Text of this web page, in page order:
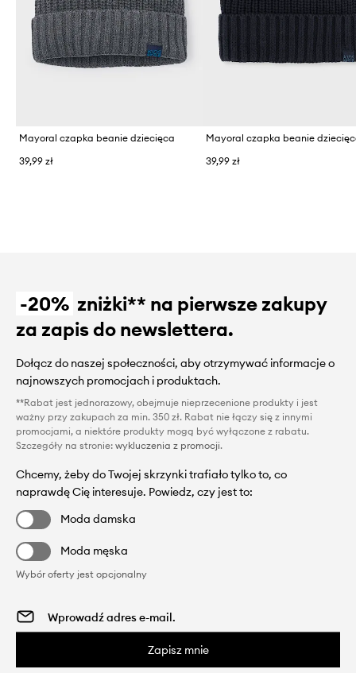
Mayoral czapka beanie dziecięca
39,99 zł
Mayoral czapka beanie
39,99 zł
-20% zniżki** na pierwsze zakupy
za zapis do newslettera.
Dołącz do naszej społeczności, aby otrzymywać informacje o
najnowszych promocjach i produktach.
**Rabat jest jednorazowy, obejmuje nieprzecenione produkty i jest
ważny przy zakupach za min. 350 zł. Rabat nie łączy się z innymi
promocjami, a niektóre produkty mogą być wyłączone z rabatu.
Szczegóły na stronie: wykluczenia z promocji.
Chcemy, żeby do Twojej skrzynki trafiało tylko to, co
naprawdę Cię interesuje. Powiedz, czy jest to:
Moda damska
Moda męska
Wybór oferty jest opcjonalny
Zapisz mnie